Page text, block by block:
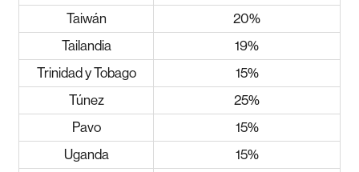
Taiwán
20%
Tailandia
19%
Trinidad y Tobago
15%
Túnez
25%
Pavo
15%
Uganda
15%